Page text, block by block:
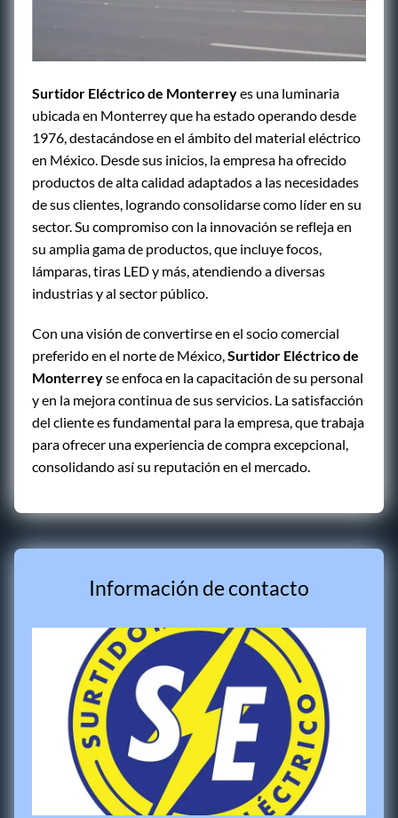
Surtidor Eléctrico de Monterreyes una luminaria
ubicada en Monterrey que ha estado operando desde
1976, destacándose en el ámbito del material eléctrico
en México. Desde sus inicios, la empresa ha ofrecido
productos de alta calidad adaptados a las necesidades
de sus clientes, logrando consolidarse como líder en su
sector. Su compromiso con la innovación se refleja en
su amplia gama de productos, que incluye focos,
lámparas, tiras LED y más, atendiendo a diversas
industrias y al sector público.
Con una visión de convertirse en el socio comercial
preferido en el norte de México, Surtidor Eléctrico de
Monterreyse enfoca en la capacitación de su personal
y en la mejora continua de sus servicios. La satisfacción
del cliente es fundamental para la empresa, que trabaja
para ofrecer una experiencia de compra excepcional,
consolidando así su reputación en el mercado.
Información de contacto